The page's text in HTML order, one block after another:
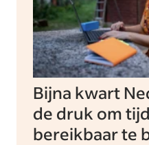
Bijna kwart
de druk om
bereikbaar te